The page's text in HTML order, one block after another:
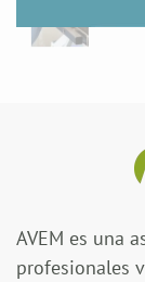
AVEM es una
profesionales